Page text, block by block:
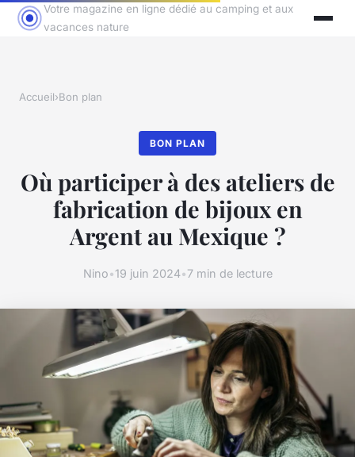
Votre magazine en ligne dédié au camping et aux
vacances nature
Accueil›Bon plan
BON PLAN
Où participer à des ateliers de
fabrication de bijoux en
Argent au Mexique ?
Nino•19 juin 2024•7 min de lecture